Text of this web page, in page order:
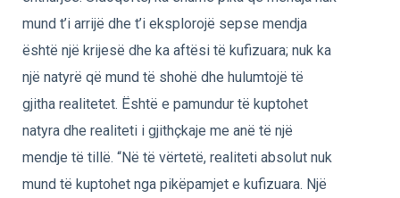
mund t’i arrijë dhe t’i eksplorojë sepse mendja
është një krijesë dhe ka aftësi të kufizuara; nuk ka
një natyrë që mund të shohë dhe hulumtojë të
gjitha realitetet. Është e pamundur të kuptohet
natyra dhe realiteti i gjithçkaje me anë të një
mendje të tillë. “Në të vërtetë, realiteti absolut nuk
mund të kuptohet nga pikëpamjet e kufizuara. Një